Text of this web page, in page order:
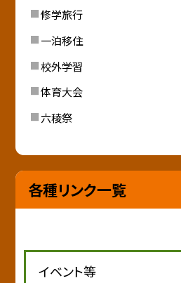
修学旅行
一泊移住
校外学習
体育大会
六稜祭
各種リンク一覧
イベント等